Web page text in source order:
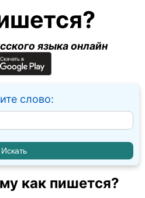
языка онлайн
слово:
как пишется?